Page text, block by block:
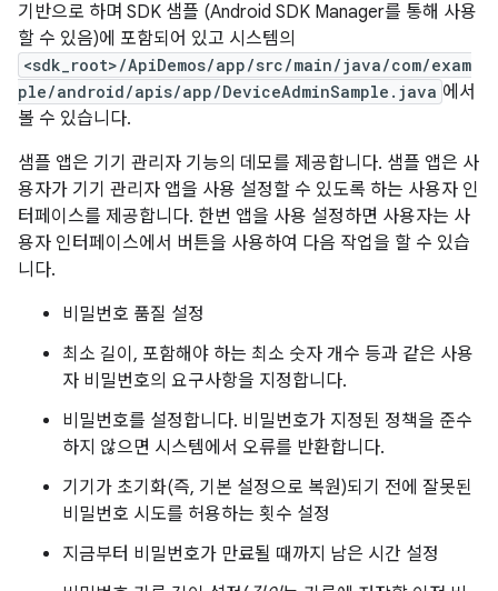
기반으로 하며 SDK 샘플 (Android SDK Manager를 통해 사용
할 수 있음)에 포함되어 있고 시스템의
<sdk_root>/ApiDemos/app/src/main/java/com/exam
ple/android/apis/app/DeviceAdminSample.java 에서
볼 수 있습니다.
샘플 앱은 기기 관리자 기능의 데모를 제공합니다. 샘플 앱은 사
용자가 기기 관리자 앱을 사용 설정할 수 있도록 하는 사용자 인
터페이스를 제공합니다. 한번 앱을 사용 설정하면 사용자는 사
용자 인터페이스에서 버튼을 사용하여 다음 작업을 할 수 있습
니다.
비밀번호 품질 설정
최소 길이, 포함해야 하는 최소 숫자 개수 등과 같은 사용
자 비밀번호의 요구사항을 지정합니다.
비밀번호를 설정합니다. 비밀번호가 지정된 정책을 준수
하지 않으면 시스템에서 오류를 반환합니다.
기기가 초기화(즉, 기본 설정으로 복원)되기 전에 잘못된
비밀번호 시도를 허용하는 횟수 설정
지금부터 비밀번호가 만료될 때까지 남은 시간 설정